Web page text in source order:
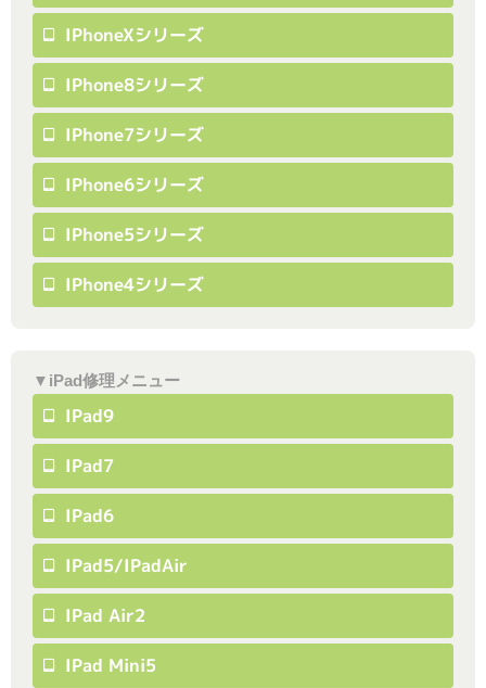
IPhoneXシリーズ
IPhone8シリーズ
IPhone7シリーズ
IPhone6シリーズ
IPhone5シリーズ
IPhone4シリーズ
▼iPad修理メニュー
IPad9
IPad7
IPad6
IPad5/iPadAir
IPad Air2
IPad Mini5